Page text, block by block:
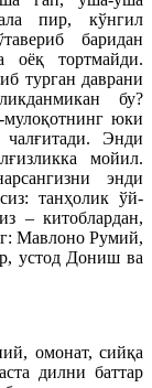
пир, кўнгил
баридан
оёқ тортмайди.
турган даврани
бу?
юки
Энди
мойил.
энди
танҳолик ўй-
– китоблардан,
Мавлоно Румий,
устод Дониш ва
омонат, сийқа
дилни баттар